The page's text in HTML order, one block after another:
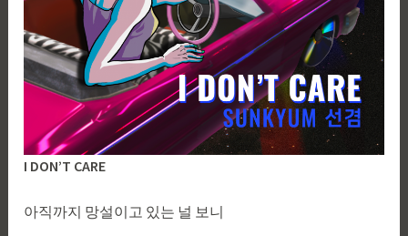
I DON’T CARE
아직까지 망설이고 있는 널 보니